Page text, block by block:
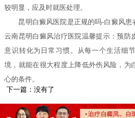
较明显，应及时就医处理。
昆明白癜风医院是正规的吗-白癜风患
云南昆明白癜风治疗医院温馨提示：预防
意识转化为日常习惯。从每一个生活细
境，就能在很大程度上降低外伤风险，为
心的条件。
下一篇：没有了